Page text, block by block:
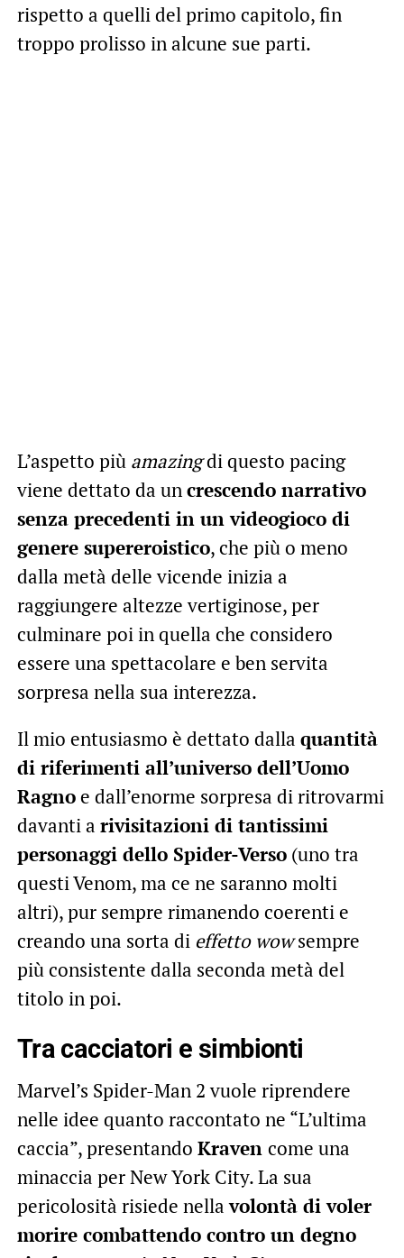
rispetto a quelli del primo capitolo, fin
troppo prolisso in alcune sue parti.
L’aspetto più amazingdi questo pacing
viene dettato da uncrescendo narrativo
senza precedenti in un videogioco di
genere supereroistico, che più o meno
dalla metà delle vicende inizia a
raggiungere altezze vertiginose, per
culminare poi in quella che considero
essere una spettacolare e ben servita
sorpresa nella sua interezza.
Il mio entusiasmo è dettato dalla quantità
di riferimenti all’universo dell’Uomo
Ragnoe dall’enorme sorpresa di ritrovarmi
davanti a rivisitazioni di tantissimi
personaggi dello Spider-Verso(uno tra
questi Venom, ma ce ne saranno molti
altri), pur sempre rimanendo coerenti e
creando una sorta di effetto wowsempre
più consistente dalla seconda metà del
titolo in poi.
Tra cacciatori e simbionti
Marvel’s Spider-Man 2 vuole riprendere
nelle idee quanto raccontato ne “L’ultima
caccia”, presentando Kraven come una
minaccia per New York City. La sua
pericolosità risiede nellavolontà di voler
morire combattendo contro un degno